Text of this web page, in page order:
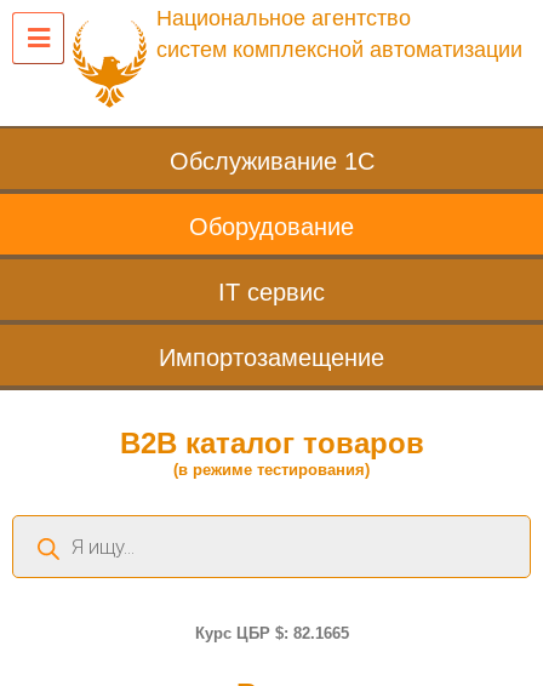
Национальное агентство
систем комплексной автоматизации
Обслуживание 1С
Оборудование
IT сервис
Импортозамещение
B2B каталог товаров
(в режиме тестирования)
Поиск
товаров
Курс ЦБР $: 82.1665